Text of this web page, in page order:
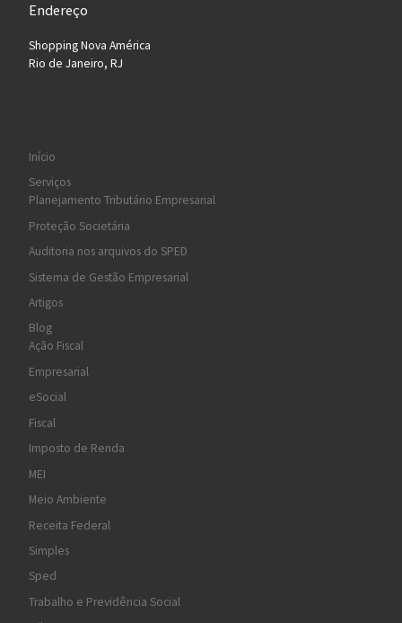
Endereço
Shopping Nova América
Rio de Janeiro, RJ
Início
Serviços
Planejamento Tributário Empresarial
Proteção Societária
Auditoria nos arquivos do SPED
Sistema de Gestão Empresarial
Artigos
Blog
Ação Fiscal
Empresarial
eSocial
Fiscal
Imposto de Renda
MEI
Meio Ambiente
Receita Federal
Simples
Sped
Trabalho e Previdência Social